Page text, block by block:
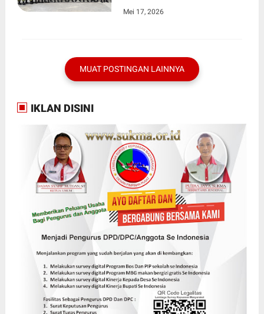
Kebangkitan Ekonomi Rakyat
Mei 17, 2026
MUAT POSTINGAN LAINNYA
IKLAN DISINI